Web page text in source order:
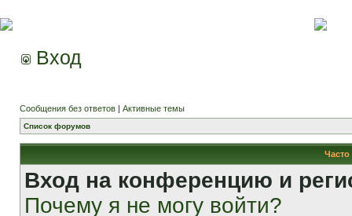
Вход
Сообщения без ответов | Активные темы
Список форумов
Вход на конференцию и
Почему я не могу войти?